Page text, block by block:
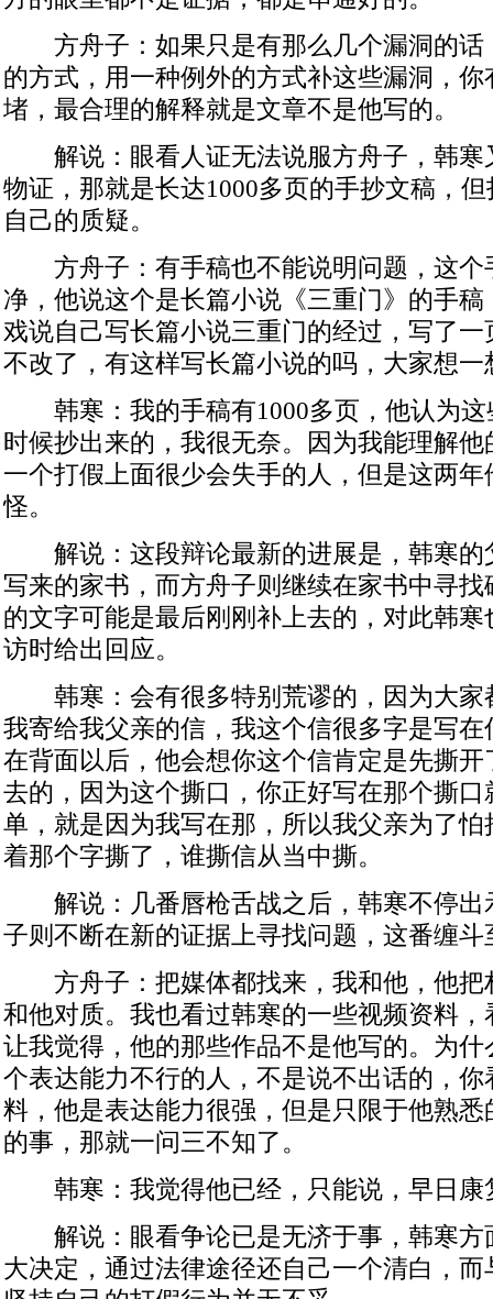
方舟子：如果只是有那么几个漏洞的话
的方式，用一种例外的方式补这些漏洞，
堵，最合理的解释就是文章不是他写的。
解说：眼看人证无法说服方舟子，韩寒
物证，那就是长达1000多页的手抄文稿，
自己的质疑。
方舟子：有手稿也不能说明问题，这个
净，他说这个是长篇小说《三重门》的手
戏说自己写长篇小说三重门的经过，写了
不改了，有这样写长篇小说的吗，大家想一
韩寒：我的手稿有1000多页，他认为这
时候抄出来的，我很无奈。因为我能理解
一个打假上面很少会失手的人，但是这两
怪。
解说：这段辩论最新的进展是，韩寒的
写来的家书，而方舟子则继续在家书中寻
的文字可能是最后刚刚补上去的，对此韩
访时给出回应。
韩寒：会有很多特别荒谬的，因为大家
我寄给我父亲的信，我这个信很多字是写
在背面以后，他会想你这个信肯定是先撕
去的，因为这个撕口，你正好写在那个撕
单，就是因为我写在那，所以我父亲为了
着那个字撕了，谁撕信从当中撕。
解说：几番唇枪舌战之后，韩寒不停出
子则不断在新的证据上寻找问题，这番缠
方舟子：把媒体都找来，我和他，他把
和他对质。我也看过韩寒的一些视频资料
让我觉得，他的那些作品不是他写的。为什
个表达能力不行的人，不是说不出话的，
料，他是表达能力很强，但是只限于他熟
的事，那就一问三不知了。
韩寒：我觉得他已经，只能说，早日康
解说：眼看争论已是无济于事，韩寒方
大决定，通过法律途径还自己一个清白，